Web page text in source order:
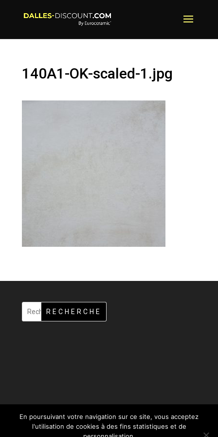
140A1-OK-scaled-1.jpg
RECHERCHE
En poursuivant votre navigation sur ce site, vous acceptez
l'utilisation de cookies à des fins statistiques et de